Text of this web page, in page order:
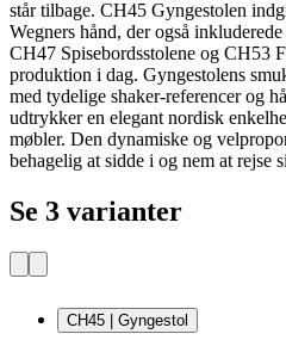
står tilbage. CH45 Gyngestolen
Wegners hånd, der også
CH47 Spisebordsstolene og CH53
produktion i dag. Gyngestolens
med tydelige shaker-referencer og
udtrykker en elegant nordisk
møbler. Den dynamiske og
behagelig at sidde i og nem at rejse
Se 3 varianter
CH45 | Gyngestol